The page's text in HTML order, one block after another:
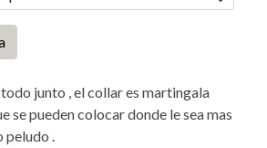
junto , el collar es martingala
se pueden colocar donde le sea mas
peludo .